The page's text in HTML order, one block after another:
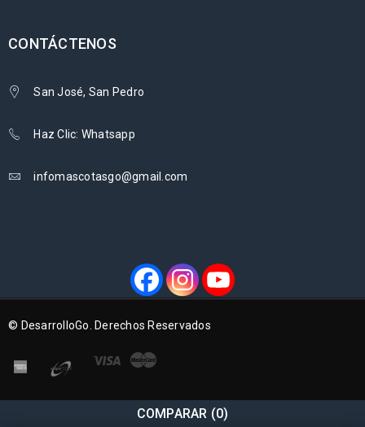
CONTÁCTENOS
San José, San Pedro
Haz Clic: Whatsapp
infomascotasgo@gmail.com
© DesarrolloGo. Derechos Reservados
COMPARAR (0)